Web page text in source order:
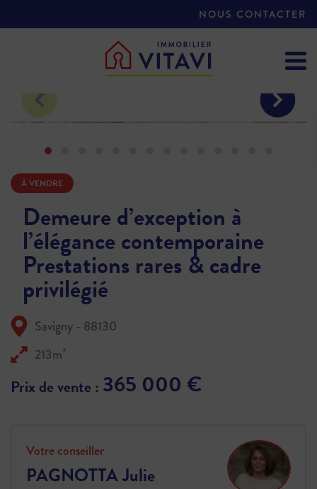
NOUS CONTACTER
À VENDRE
Demeure d’exception à
l’élégance contemporaine
Prestations rares & cadre
privilégié
Savigny - 88130
213m²
Prix de vente : 365 000 €
Votre conseiller
PAGNOTTA Julie